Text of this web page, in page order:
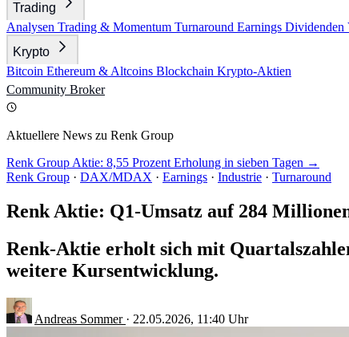
Trading
Analysen Trading & Momentum Turnaround Earnings Dividenden
Krypto
Bitcoin Ethereum & Altcoins Blockchain Krypto-Aktien
Community Broker
Aktuellere News zu Renk Group
Renk Group Aktie: 8,55 Prozent Erholung in sieben Tagen →
Renk Group · DAX/MDAX · Earnings · Industrie · Turnaround
Renk Aktie: Q1-Umsatz auf 284
Renk-Aktie erholt sich mit
weitere Kursentwicklung.
Andreas Sommer · 22.05.2026, 11:40 Uhr